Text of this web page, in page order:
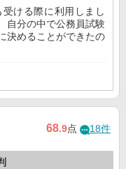
ける際に利用しまし
自分の中で公務員試験
決めることができたの
68.9点 18件